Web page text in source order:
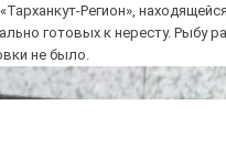
Регион»,
готовых к нересту. Рыбу
не было.